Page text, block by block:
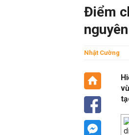
Điểm
Nhật Cường